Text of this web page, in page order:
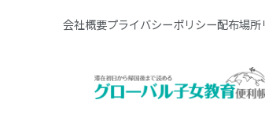
会社概要プライバシーポリシー配布場所